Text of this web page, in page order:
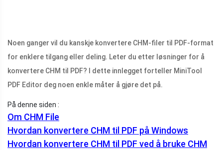
Noen ganger vil du kanskje konvertere CHM-filer til PDF-format
for enklere tilgang eller deling. Leter du etter løsninger for å
konvertere CHM til PDF? I dette innlegget forteller MiniTool
PDF Editor deg noen enkle måter å gjøre det på.
På denne siden :
Om CHM File
Hvordan konvertere CHM til PDF på Windows
Hvordan konvertere CHM til PDF ved å bruke CHM